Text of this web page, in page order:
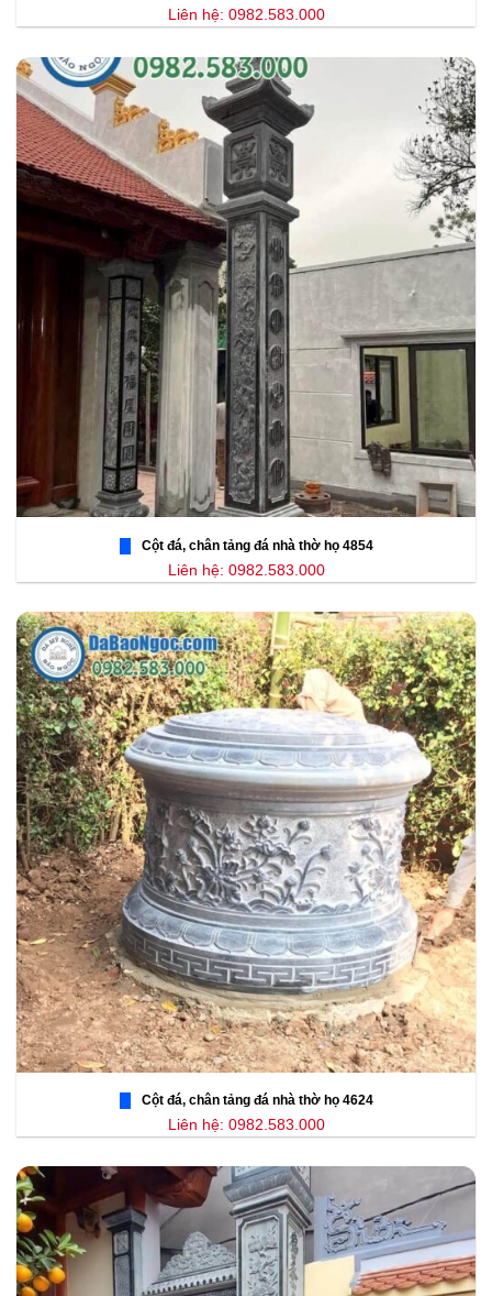
Liên hệ: 0982.583.000
Cột đá, chân tảng đá nhà thờ họ 4854
Liên hệ: 0982.583.000
Cột đá, chân tảng đá nhà thờ họ 4624
Liên hệ: 0982.583.000